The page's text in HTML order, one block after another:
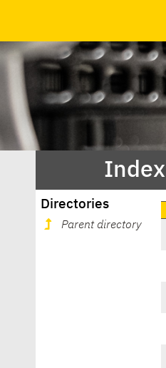
Directories
Parent directory